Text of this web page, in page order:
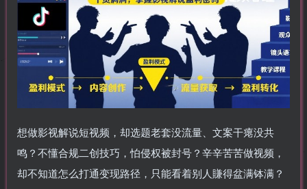
想做影视解说短视频，却选题老套没流量、文案干瘪没共
鸣？不懂合规二创技巧，怕侵权被封号？辛辛苦苦做视频，
却不知道怎么打通变现路径，只能看着别人賺得盆满钵满？